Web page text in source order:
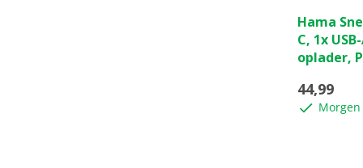
van
de
5
Hama
C, 1x
oplader,
44,99